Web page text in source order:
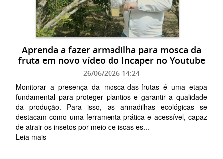
Aprenda a fazer armadilha para mosca da
fruta em novo vídeo do Incaper no Youtube
26/06/2026 14:24
Monitorar a presença da mosca-das-frutas é uma etapa
fundamental para proteger plantios e garantir a qualidade
da produção. Para isso, as armadilhas ecológicas se
destacam como uma ferramenta prática e acessível, capaz
de atrair os insetos por meio de iscas es...
Leia mais